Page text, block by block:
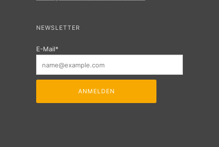
NEWSLETTER
E-Mail*
ANMELDEN